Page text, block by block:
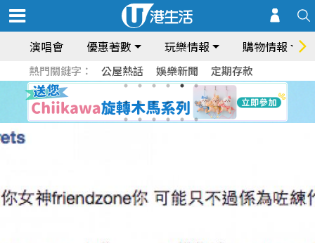
演唱會 優惠著數 玩樂情報 購物情報
熱門關鍵字： 公屋熱話 娛樂新聞 定期存款